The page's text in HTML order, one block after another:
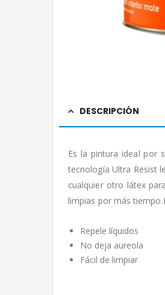
DESCRIPCIÓN
Es la pintura ideal por
tecnología Ultra Resist
cualquier otro látex
limpias por más
Repele líquidos
No deja aureola
Fácil de limpiar